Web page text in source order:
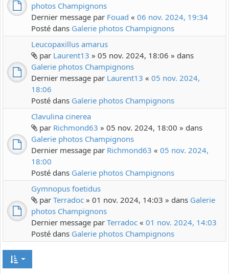
photos Champignons
Dernier message par Fouad « 06 nov. 2024, 19:34
Posté dans Galerie photos Champignons
Leucopaxillus amarus
par Laurent13 » 05 nov. 2024, 18:06 » dans
Galerie photos Champignons
Dernier message par Laurent13 « 05 nov. 2024,
18:06
Posté dans Galerie photos Champignons
Clavulina cinerea
par Richmond63 » 05 nov. 2024, 18:00 » dans
Galerie photos Champignons
Dernier message par Richmond63 « 05 nov. 2024,
18:00
Posté dans Galerie photos Champignons
Gymnopus foetidus
par Terradoc » 01 nov. 2024, 14:03 » dans Galerie
photos Champignons
Dernier message par Terradoc « 01 nov. 2024, 14:03
Posté dans Galerie photos Champignons